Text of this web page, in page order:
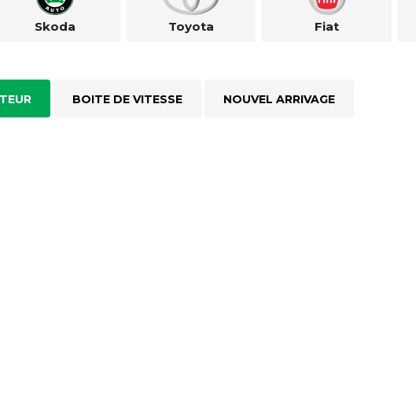
Skoda Toyota Fiat
BOITE DE VITESSE NOUVEL ARRIVAGE